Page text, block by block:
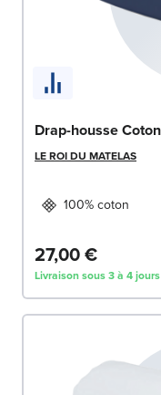
Drap-housse
LE ROI DU MATELAS
100% coton
27,00 €
Livraison sous 3 à 4 jours